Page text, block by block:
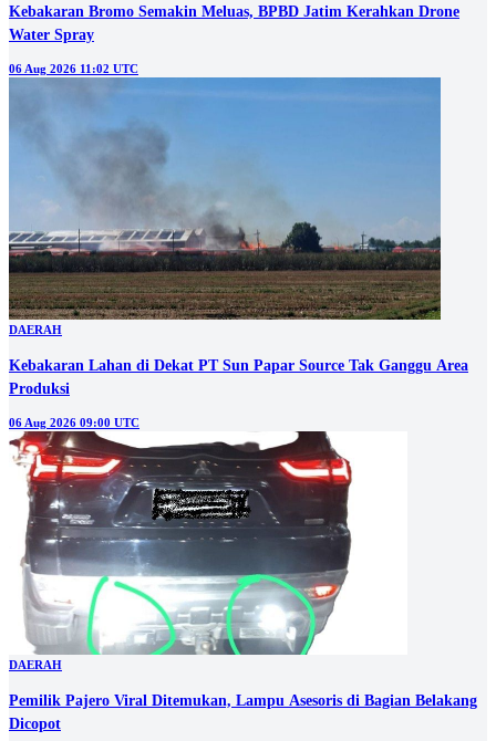
Kebakaran Bromo Semakin Meluas, BPBD Jatim Kerahkan Drone
Water Spray
06 Aug 2026 11:02 UTC
DAERAH
Kebakaran Lahan di Dekat PT Sun Papar Source Tak Ganggu Area
Produksi
06 Aug 2026 09:00 UTC
DAERAH
Pemilik Pajero Viral Ditemukan, Lampu Asesoris di Bagian Belakang
Dicopot